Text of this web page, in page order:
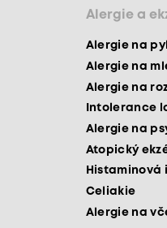
Alergie a
Alergie na pyl
Alergie na
Alergie na
Intolerance
Alergie na
Atopický
Histaminová
Celiakie
Alergie na